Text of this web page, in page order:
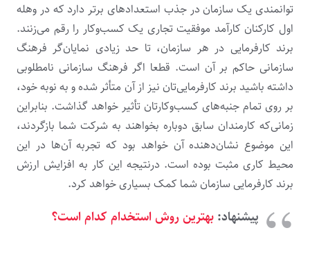
توانمندی یک سازمان در جذب استعدادهای برتر دارد که در وهله
اول کارکنان کارآمد موفقیت تجاری یک کسب‌وکار را رقم می‌زنند.
برند کارفرمایی در هر سازمان، تا حد زیادی نمایان‌گر فرهنگ‌
سازمانی حاکم بر آن است. قطعا اگر فرهنگ‌ سازمانی نامطلوبی
داشته باشید برند کارفرمایی‌تان نیز از آن متأثر شده و به نوبه خود،
بر روی تمام جنبه‌های کسب‌وکارتان تأثیر خواهد گذاشت. بنابراین
زمانی‌که کارمندان سابق دوباره بخواهند به شرکت شما بازگردند،
این موضوع نشان‌دهنده آن خواهد بود که تجربه آن‌ها در این
محیط کاری مثبت بوده است. درنتیجه این کار به افزایش ارزش
برند کارفرمایی سازمان شما کمک بسیاری خواهد کرد.
پیشنهاد:بهترین روش استخدام کدام است؟